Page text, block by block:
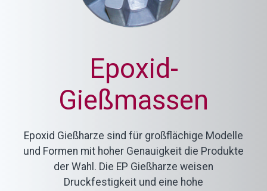
Epoxid-
Gießmassen
Epoxid Gießharze sind für großflächige Modelle
und Formen mit hoher Genauigkeit die Produkte
der Wahl. Die EP Gießharze weisen
Druckfestigkeit und eine hohe